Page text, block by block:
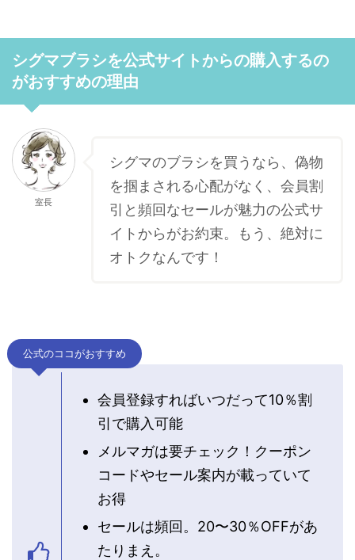
シグマブラシを公式サイトからの購入するの
がおすすめの理由
室長
シグマのブラシを買うなら、偽物
を掴まされる心配がなく、会員割
引と頻回なセールが魅力の公式サ
イトからがお約束。もう、絶対に
オトクなんです！
公式のココがおすすめ
会員登録すればいつだって10％割
引で購入可能
メルマガは要チェック！クーポン
コードやセール案内が載っていて
お得
セールは頻回。20〜30％OFFがあ
たりまえ。